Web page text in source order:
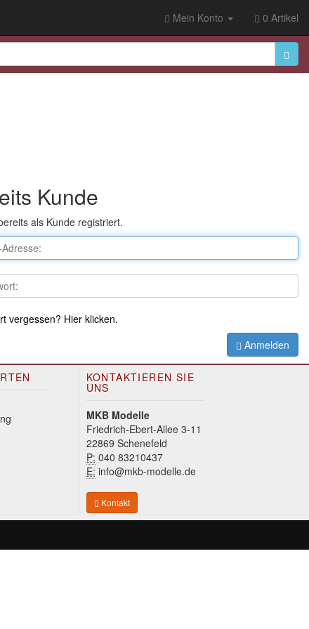
Mein Konto 0 Artikel
Kunde
als Kunde registriert.
vergessen? Hier klicken.
Anmelden
KONTAKTIEREN SIE
UNS
MKB Modelle
Friedrich-Ebert-Allee 3-11
22869 Schenefeld
P: 040 83210437
E: info@mkb-modelle.de
Kontakt